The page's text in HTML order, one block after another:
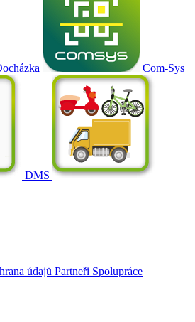
Com-Sys
DMS
údajů Partneři Spolupráce